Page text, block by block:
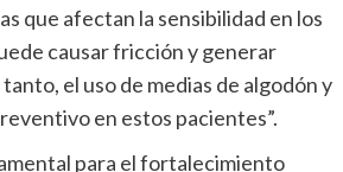
que afectan la sensibilidad en los
causar fricción y generar
el uso de medias de algodón y
en estos pacientes”.
para el fortalecimiento